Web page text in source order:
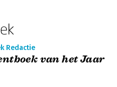
Redactie
van het Jaar